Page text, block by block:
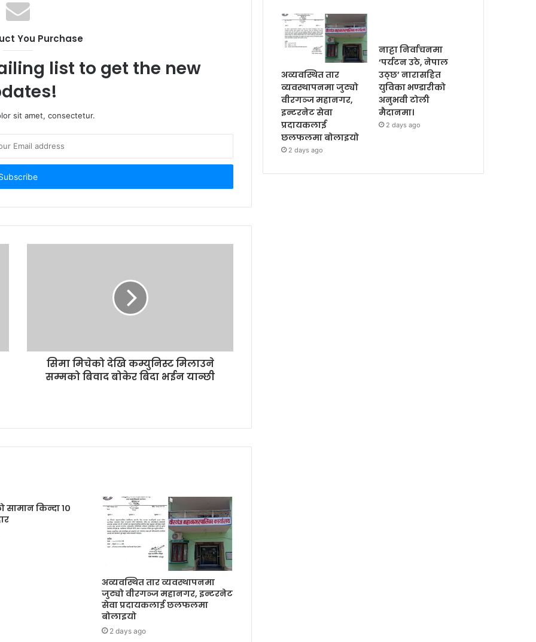
You Purchase
list to get the new
sit amet, consectetur.
सिमा मिचेको देखि कम्युनिस्ट मिलाउने
सम्मको बिवाद बोकेर बिदा भईन यान्छी
सामान किन्दा १०
अव्यवस्थित तार व्यवस्थापनमा
जुट्यो वीरगञ्ज महानगर, इन्टरनेट
सेवा प्रदायकलाई छलफलमा
बोलाइयो
2 days ago
अव्यवस्थित तार
व्यवस्थापनमा जुट्यो
वीरगञ्ज महानगर,
इन्टरनेट सेवा
प्रदायकलाई
छलफलमा बोलाइयो
2 days ago
नाट्टा निर्वाचनमा
‘पर्यटन उठे, नेपाल
उठ्छ’ नारासहित
युविका भण्डारीको
अनुभवी टोली
मैदानमा।
2 days ago